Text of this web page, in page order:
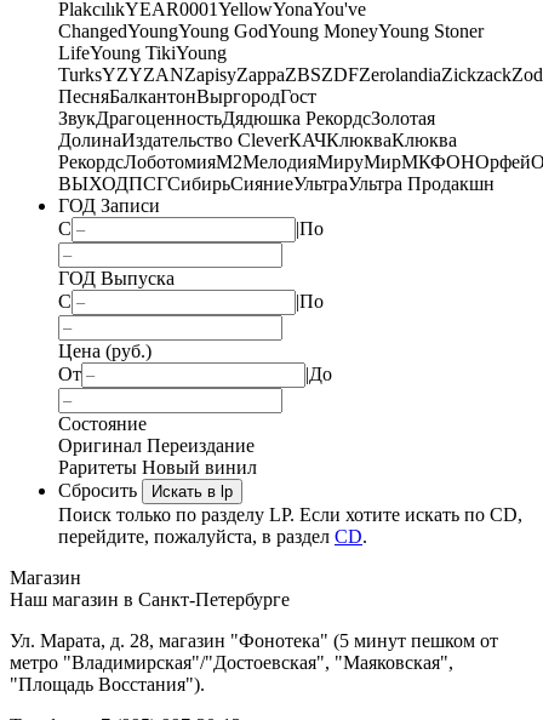
PlakcılıkYEAR0001YellowYonaYou've
ChangedYoungYoung GodYoung MoneyYoung Stoner
LifeYoung TikiYoung
TurksYZYZANZapisyZappaZBSZDFZerolandiaZickzack
ПесняБалкантонВыргородГост
ЗвукДрагоценностьДядюшка РекордсЗолотая
ДолинаИздательство CleverКАЧКлюкваКлюква
РекордсЛоботомияМ2МелодияМируМирМКФОНОрфей
ВЫХОДПСГСибирьСияниеУльтраУльтра Продакшн
ГОД Записи
С
|По
ГОД Выпуска
С
|По
Цена (руб.)
От
|До
Состояние
Оригинал Переиздание
Раритеты Новый винил
Сбросить
Искать в lp
Поиск только по разделу LP. Если хотите искать по CD,
перейдите, пожалуйста, в раздел CD.
Магазин
Наш магазин в Санкт-Петербурге
Ул. Марата, д. 28, магазин "Фонотека" (5 минут пешком от
метро "Владимирская"/"Достоевская", "Маяковская",
"Площадь Восстания").